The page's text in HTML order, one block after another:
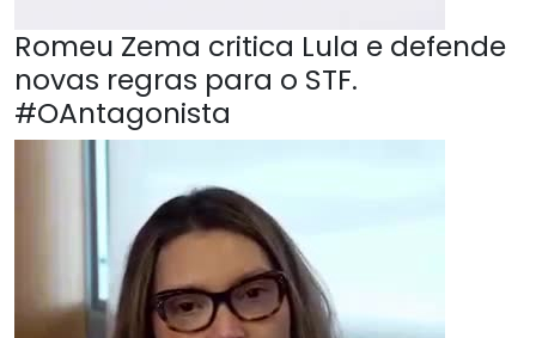
Romeu Zema critica Lula e defende
novas regras para o STF.
#OAntagonista